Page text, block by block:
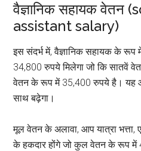
वैज्ञानिक सहायक वेतन
assistant salary)
इस संदर्भ में, वैज्ञानिक सहायक के
34,800 रुपये मिलेगा जो कि सातवें
वेतन के रूप में 35,400 रुपये है। यह
साथ बढ़ेगा।
मूल वेतन के अलावा, आप यात्रा भत्ता,
के हकदार होंगे जो कुल वेतन के रूप में